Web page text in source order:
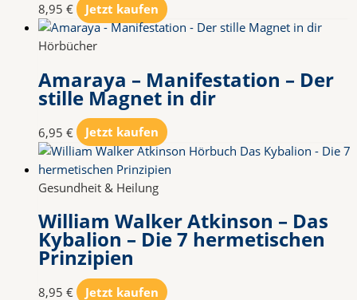
8,95 € Jetzt kaufen
Hörbücher
Amaraya – Manifestation – Der
stille Magnet in dir
6,95 € Jetzt kaufen
Gesundheit & Heilung
William Walker Atkinson – Das
Kybalion – Die 7 hermetischen
Prinzipien
8,95 € Jetzt kaufen